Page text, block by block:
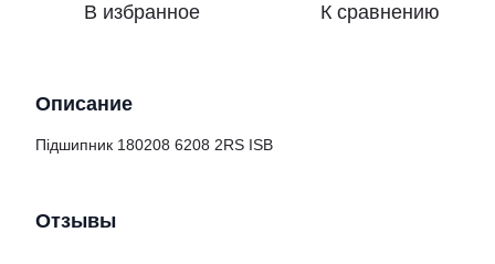
В избранное К сравнению
Описание
Підшипник 180208 6208 2RS ISB
Отзывы